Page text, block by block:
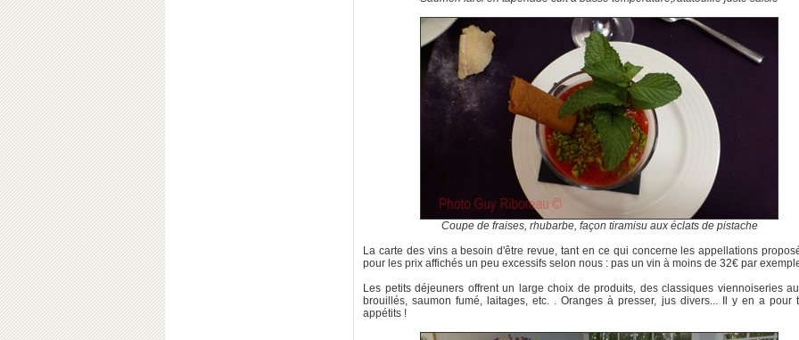
Coupe de fraises, rhubarbe, façon tiramisu aux éclats de pistache
La carte des vins a besoin d'être revue, tant en ce qui concerne les appellations
pour les prix affichés un peu excessifs selon nous : pas un vin à moins de 32€ par
Les petits déjeuners offrent un large choix de produits, des classiques viennoiseries
brouillés, saumon fumé, laitages, etc. . Oranges à presser, jus divers... Il y en a pour
appétits !